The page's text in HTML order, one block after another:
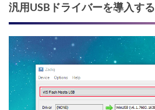
汎用USBドライバーを導入する